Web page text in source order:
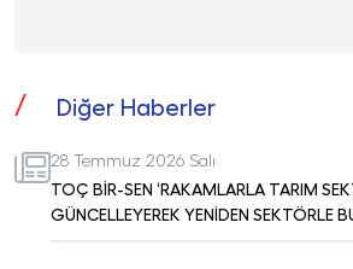
Diğer Haberler
28 Temmuz 2026 Salı
TOÇ BİR-SEN ‘RAKAMLARLA TARIM
GÜNCELLEYEREK YENİDEN SEKTÖRLE